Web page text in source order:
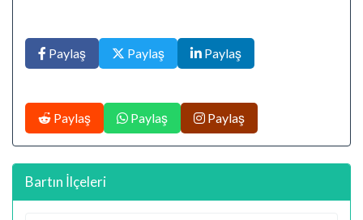
Paylaş Paylaş Paylaş
Paylaş Paylaş Paylaş
Bartın İlçeleri